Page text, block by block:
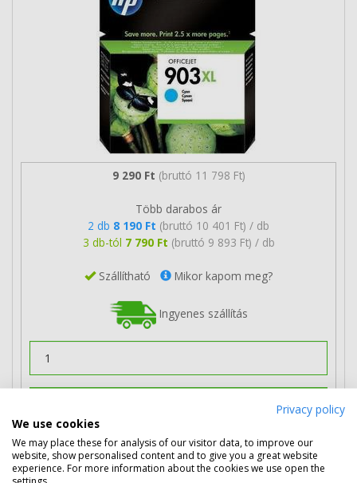
9 290 Ft (bruttó 11 798 Ft)
Több darabos ár
2 db 8 190 Ft (bruttó 10 401 Ft) / db
3 db-tól 7 790 Ft (bruttó 9 893 Ft) / db
Szállítható Mikor kapom meg?
Ingyenes szállítás
HP 903 magenta patron (T6L91AE)
Privacy policy
We use cookies
We may place these for analysis of our visitor data, to improve our
website, show personalised content and to give you a great website
experience. For more information about the cookies we use open the
settings.